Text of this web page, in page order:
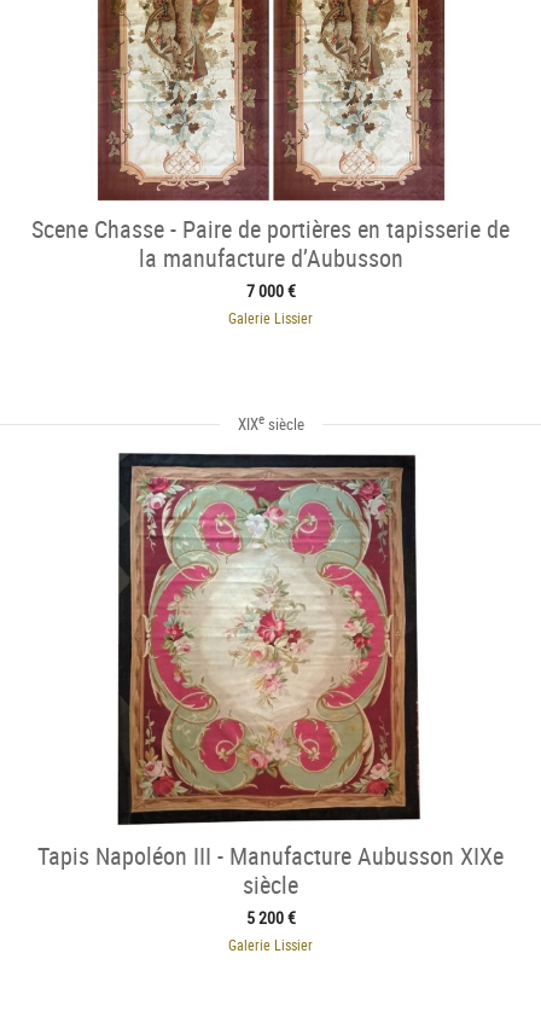
Scene Chasse - Paire de portières en tapisserie de
la manufacture d’Aubusson
7 000 €
Galerie Lissier
XIXesiècle
Tapis Napoléon III - Manufacture Aubusson XIXe
siècle
5 200 €
Galerie Lissier